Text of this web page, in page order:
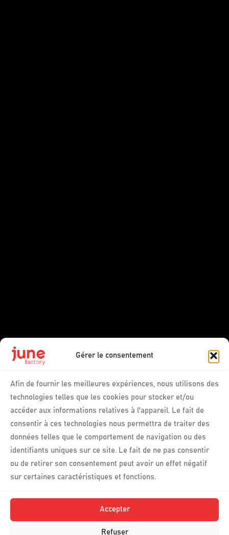
Gérer le consentement
Afin de fournir les meilleures expériences, nous utilisons des
technologies telles que les cookies pour stocker et/ou
accéder aux informations relatives à l'appareil. Le fait de
consentir à ces technologies nous permettra de traiter des
données telles que le comportement de navigation ou des
identifiants uniques sur ce site. Le fait de ne pas consentir
ou de retirer son consentement peut avoir un effet négatif
sur certaines caractéristiques et fonctions.
Accepter
Refuser